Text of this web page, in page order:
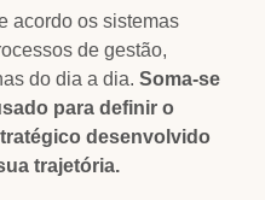
acordo os sistemas
de gestão,
do dia a dia. Soma-se
para definir o
desenvolvido
trajetória.